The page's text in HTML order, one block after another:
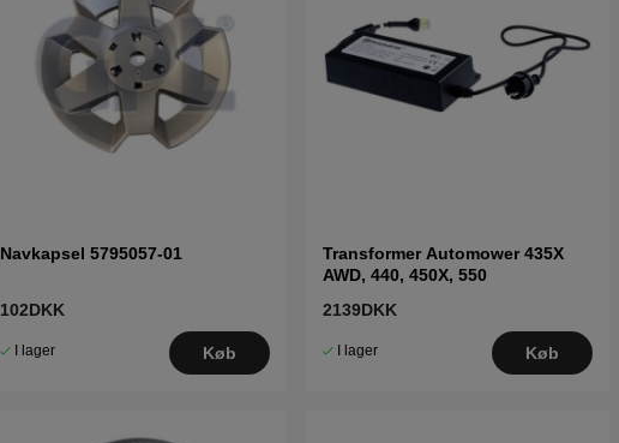
Navkapsel 5795057-01
102DKK
I lager Køb
Transformer Automower 435X
AWD, 440, 450X, 550
2139DKK
I lager Køb